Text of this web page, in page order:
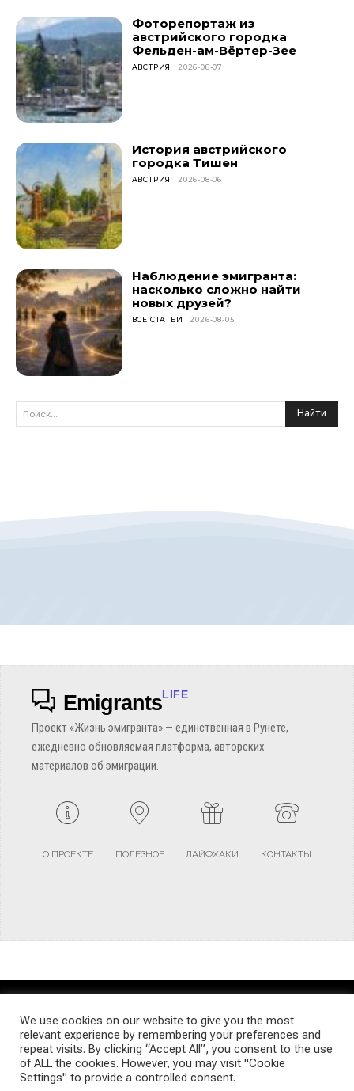
Фоторепортаж из
австрийского городка
Фельден-ам-Вёртер-Зее
АВСТРИЯ 2026-08-07
История австрийского
городка Тишен
АВСТРИЯ 2026-08-06
Наблюдение эмигранта:
насколько сложно найти
новых друзей?
ВСЕ СТАТЬИ 2026-08-05
Поиск... Найти
EmigrantsLIFE
Проект «Жизнь эмигранта» — единственная в Рунете,
ежедневно обновляемая платформа, авторских
материалов об эмиграции.
О ПРОЕКТЕ ПОЛЕЗНОЕ ЛАЙФХАКИ КОНТАКТЫ
TERMS AND CONDITIONS PRIVACY POLICY SITEMAP
© Emigrants Life WordPress Theme by TagDiv
We use cookies on our website to give you the most
relevant experience by remembering your preferences and
repeat visits. By clicking “Accept All”, you consent to the use
of ALL the cookies. However, you may visit "Cookie
Settings" to provide a controlled consent.